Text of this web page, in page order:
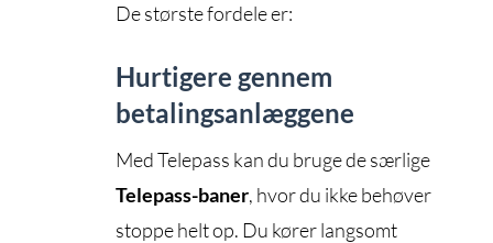
De største fordele er:
Hurtigere gennem
betalingsanlæggene
Med Telepass kan du bruge de særlige
Telepass-baner, hvor du ikke behøver
stoppe helt op. Du kører langsomt